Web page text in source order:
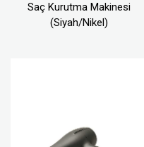
Saç Kurutma Makinesi
(Siyah/Nikel)